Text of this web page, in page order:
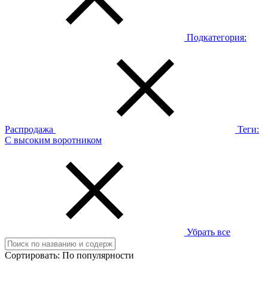
Подкатегория:
Распродажа
Теги:
С высоким воротником
Убрать все
Сортировать: По популярности